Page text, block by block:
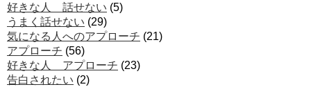
好きな人 話せない (5)
うまく話せない (29)
気になる人へのアプローチ (21)
アプローチ (56)
好きな人 アプローチ (23)
告白されたい (2)